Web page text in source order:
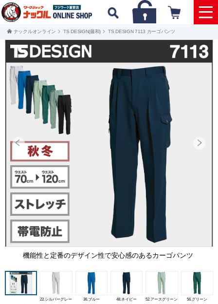
ナックルオンライン TS DESIGN(藤和) TS DESIGN 7113 カーゴパンツ
機能性と定番のデザイン性で安心感のあるカーゴパンツ
22.シルバーグレー 36.ブルー 48.ネイビー 52.アースグリーン 56.グリーン